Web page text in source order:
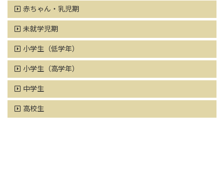
赤ちゃん・乳児期
未就学児期
小学生（低学年）
小学生（高学年）
中学生
高校生